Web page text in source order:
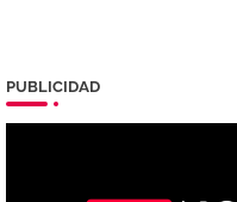
PUBLICIDAD